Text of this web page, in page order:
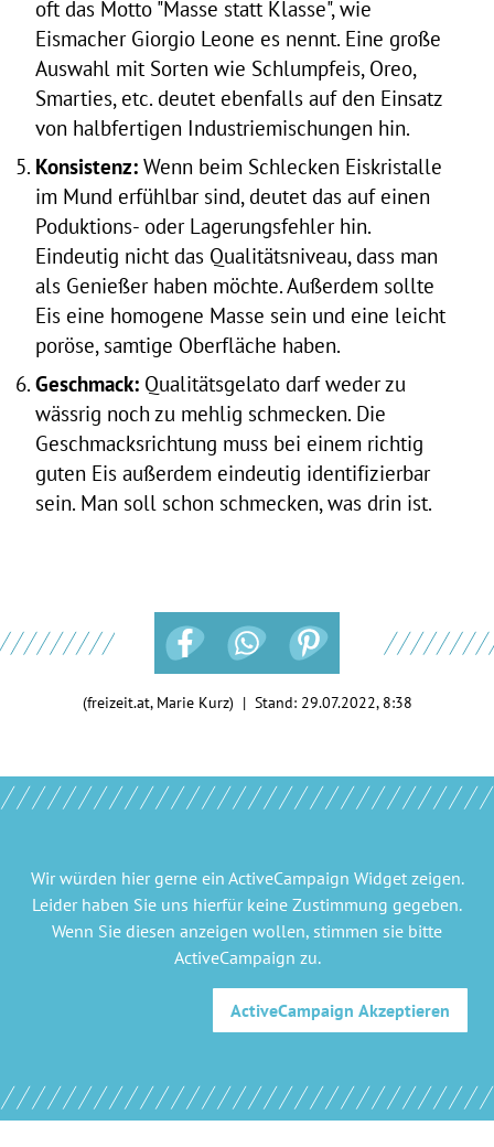
oft das Motto "Masse statt Klasse", wie
Eismacher Giorgio Leone es nennt. Eine große
Auswahl mit Sorten wie Schlumpfeis, Oreo,
Smarties, etc. deutet ebenfalls auf den Einsatz
von halbfertigen Industriemischungen hin.
Konsistenz: Wenn beim Schlecken Eiskristalle
im Mund erfühlbar sind, deutet das auf einen
Poduktions- oder Lagerungsfehler hin.
Eindeutig nicht das Qualitätsniveau, dass man
als Genießer haben möchte. Außerdem sollte
Eis eine homogene Masse sein und eine leicht
poröse, samtige Oberfläche haben.
Geschmack: Qualitätsgelato darf weder zu
wässrig noch zu mehlig schmecken. Die
Geschmacksrichtung muss bei einem richtig
guten Eis außerdem eindeutig identifizierbar
sein. Man soll schon schmecken, was drin ist.
(freizeit.at, Marie Kurz) | Stand: 29.07.2022, 8:38
Wir würden hier gerne ein ActiveCampaign Widgetzeigen.
Leider haben Sie uns hierfür keine Zustimmung gegeben.
Wenn Sie diesen anzeigen wollen, stimmen sie bitte
ActiveCampaign zu.
ActiveCampaign Akzeptieren